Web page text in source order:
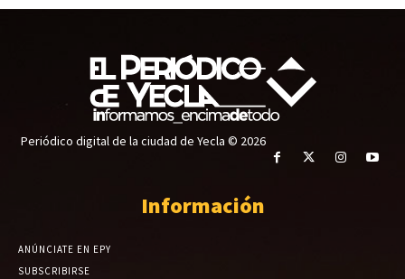
Periódico digital de la ciudad de Yecla © 2026
Información
ANÚNCIATE EN EPY
SUBSCRIBIRSE